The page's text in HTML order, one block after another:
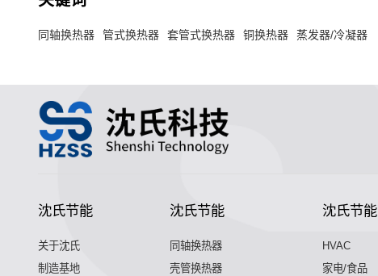
同轴换热器 管式换热器 套管式换热器 铜换热器 蒸发器/冷凝器
沈氏节能
关于沈氏
制造基地
沈氏节能
同轴换热器
壳管换热器
沈氏节能
HVAC
家电/食品